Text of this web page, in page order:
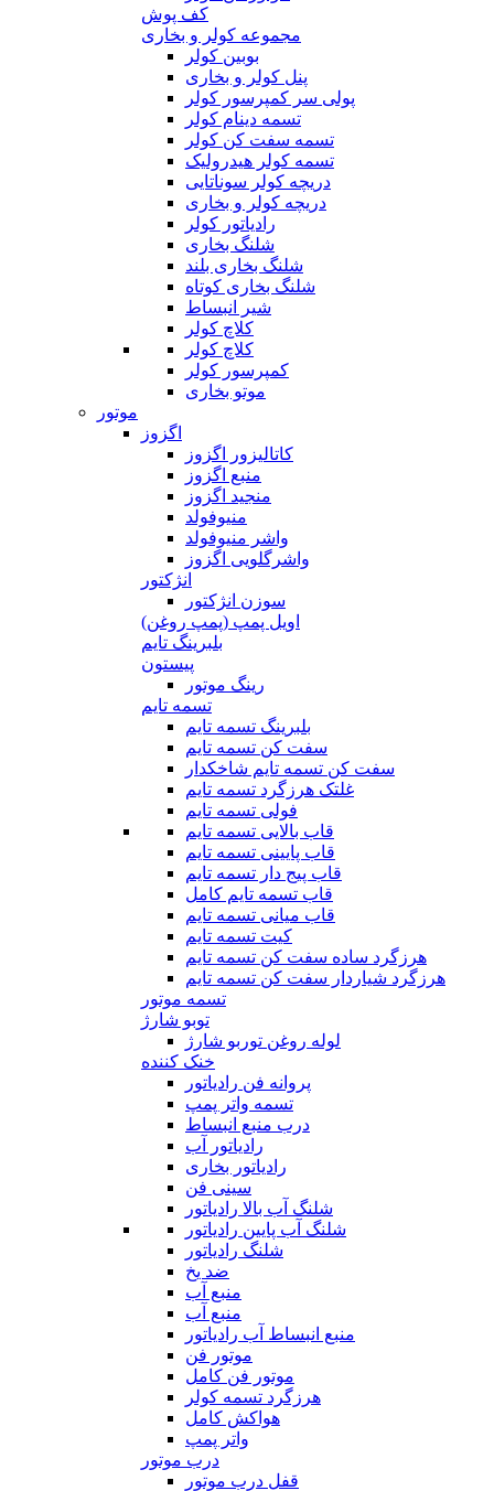
کف پوش
مجموعه کولر و بخاری
بوبین کولر
پنل کولر و بخاری
پولی سر کمپرسور کولر
تسمه دینام کولر
تسمه سفت کن کولر
تسمه کولر هیدرولیک
دریچه کولر سوناتایی
دریچه کولر و بخاری
رادیاتور کولر
شلنگ بخاری
شلنگ بخاری بلند
شلنگ بخاری کوتاه
شیر انبساط
کلاچ کولر
کلاچ کولر
کمپرسور کولر
موتو بخاری
موتور
اگزوز
کاتالیزور اگزوز
منبع اگزوز
منجید اگزوز
منیوفولد
واشر منیوفولد
واشرگلویی اگزوز
انژکتور
سوزن انژکتور
اویل پمپ (پمپ روغن)
بلبرینگ تایم
پیستون
رینگ موتور
تسمه تایم
بلبرینگ تسمه تایم
سفت کن تسمه تایم
سفت کن تسمه تایم شاخکدار
غلتک هرزگرد تسمه تایم
فولی تسمه تایم
قاب بالایی تسمه تایم
قاب پایینی تسمه تایم
قاب پیج دار تسمه تایم
قاب تسمه تایم کامل
قاب میانی تسمه تایم
کیت تسمه تایم
هرزگرد ساده سفت کن تسمه تایم
هرزگرد شیاردار سفت کن تسمه تایم
تسمه موتور
توبو شارژ
لوله روغن توربو شارژ
خنک کننده
پروانه فن رادیاتور
تسمه واتر پمپ
درب منبع انبساط
رادیاتور آب
رادیاتور بخاری
سینی فن
شلنگ آب بالا رادیاتور
شلنگ آب پایین رادیاتور
شلنگ رادیاتور
ضد یخ
منبع آب
منبع آب
منبع انبساط آب رادیاتور
موتور فن
موتور فن کامل
هرزگرد تسمه کولر
هواکش کامل
واتر پمپ
درب موتور
قفل درب موتور